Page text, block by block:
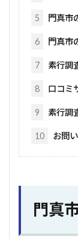
5 門真市
6 門真市
7 素行調
8 口コミ
9 素行調
10 お問
門真